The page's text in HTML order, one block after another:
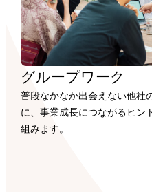
グループワーク
普段なかなか出会えない他社
に、事業成長につながるヒン
組みます。